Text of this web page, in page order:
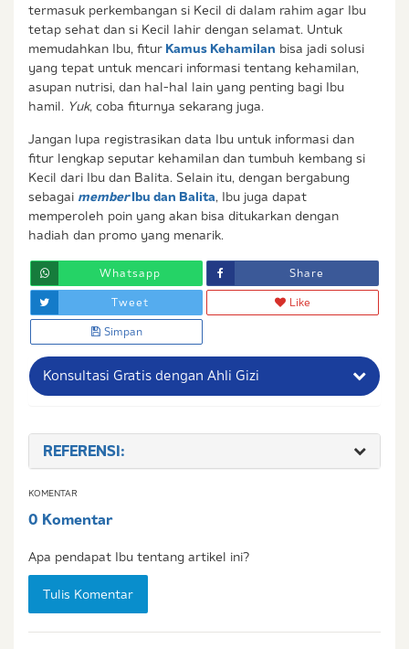
termasuk perkembangan si Kecil di dalam rahim agar Ibu
tetap sehat dan si Kecil lahir dengan selamat. Untuk
memudahkan Ibu, fitur Kamus Kehamilan bisa jadi solusi
yang tepat untuk mencari informasi tentang kehamilan,
asupan nutrisi, dan hal-hal lain yang penting bagi Ibu
hamil. Yuk, coba fiturnya sekarang juga.
Jangan lupa registrasikan data Ibu untuk informasi dan
fitur lengkap seputar kehamilan dan tumbuh kembang si
Kecil dari Ibu dan Balita. Selain itu, dengan bergabung
sebagai memberIbu dan Balita, Ibu juga dapat
memperoleh poin yang akan bisa ditukarkan dengan
hadiah dan promo yang menarik.
Whatsapp Share
Tweet Like
Simpan
Konsultasi Gratis dengan Ahli Gizi
No. Handphone (Whatsapp)
Buat Password
Status / Kondisi Ibu Saat Ini
Tidak Hamil dan Memiliki Anak
REFERENSI:
KOMENTAR
0 Komentar
Apa pendapat Ibu tentang artikel ini?
Tulis Komentar